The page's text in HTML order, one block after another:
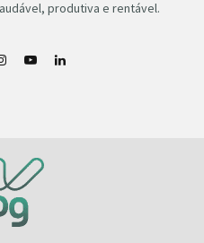
produtiva e rentável.